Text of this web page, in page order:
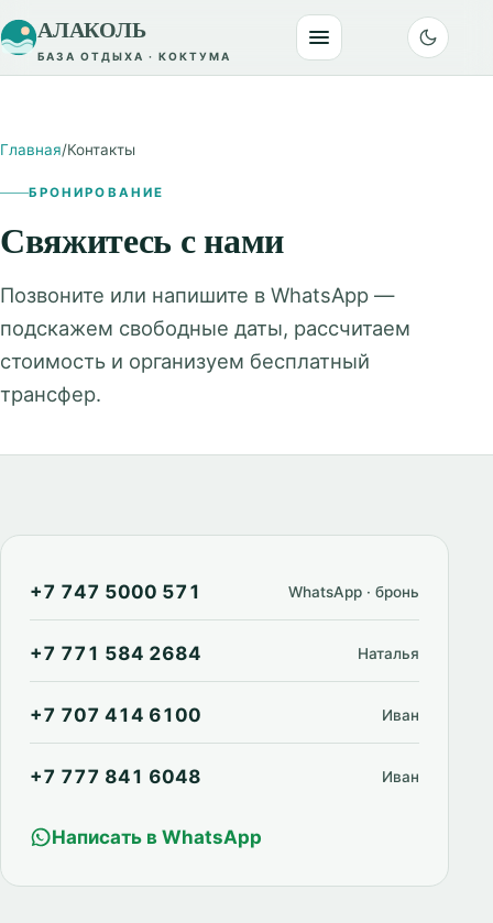
АЛАКОЛЬ
БАЗА ОТДЫХА · КОКТУМА
Главная/Контакты
БРОНИРОВАНИЕ
Свяжитесь с нами
Позвоните или напишите в WhatsApp —
подскажем свободные даты, рассчитаем
стоимость и организуем бесплатный
трансфер.
+7 747 5000 571 WhatsApp · бронь
+7 771 584 2684 Наталья
+7 707 414 6100 Иван
+7 777 841 6048 Иван
Написать в WhatsApp